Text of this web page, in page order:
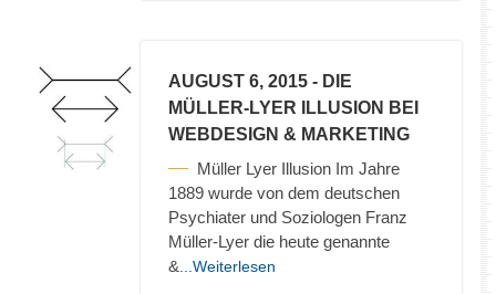
AUGUST 6, 2015 - DIE
MÜLLER-LYER ILLUSION BEI
WEBDESIGN & MARKETING
Müller Lyer Illusion Im Jahre
1889 wurde von dem deutschen
Psychiater und Soziologen Franz
Müller-Lyer die heute genannte
& ...Weiterlesen